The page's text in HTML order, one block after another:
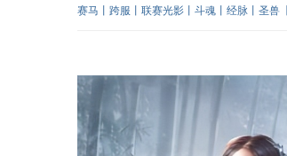
赛马丨跨服丨联赛光影丨斗魂丨经脉丨圣